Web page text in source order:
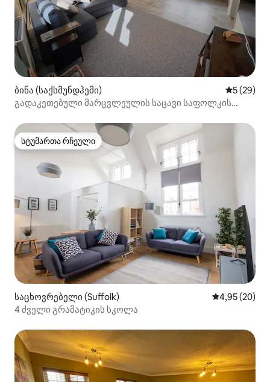
ბინა (საქსმუნდჰემი) საშუალო
5 (29)
გადაკეთებული მარცვლეულის საცავი საფოლკის
სტუმართა რჩეული
სტუმართა რჩეული
საცხოვრებელი (Suffolk) საშუალო
4,95 (20)
4 ძველი გრამატიკის სკოლა